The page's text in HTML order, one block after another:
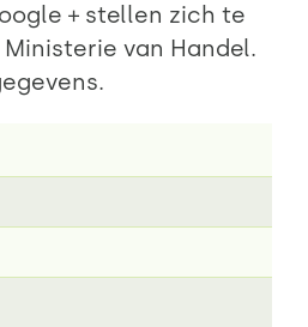
+ stellen zich te
van Handel.